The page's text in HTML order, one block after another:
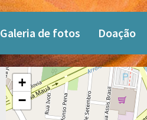
Galeria de fotos Doação
+
−